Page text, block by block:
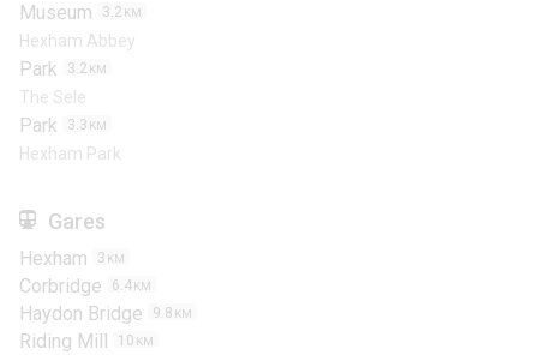
Museum 3.2 KM
Hexham Abbey
Park 3.2 KM
The Sele
Park 3.3 KM
Hexham Park
Gares
Hexham 3 KM
Corbridge 6.4 KM
Haydon Bridge 9.8 KM
Riding Mill 10 KM